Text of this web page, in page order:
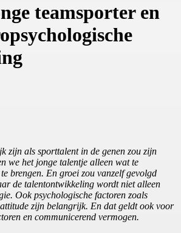
teamsporter en
zijn als sporttalent in de genen zou zijn
we het jonge talentje alleen wat te
brengen. En groei zou vanzelf gevolgd
de talentontwikkeling wordt niet alleen
Ook psychologische factoren zoals
zijn belangrijk. En dat geldt ook voor
en communicerend vermogen.